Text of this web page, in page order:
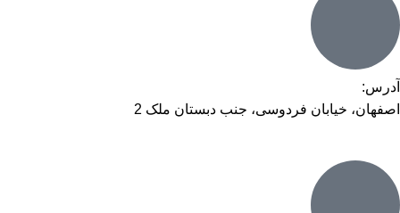
آدرس:
اصفهان، خیابان فردوسی، جنب دبستان ملک 2